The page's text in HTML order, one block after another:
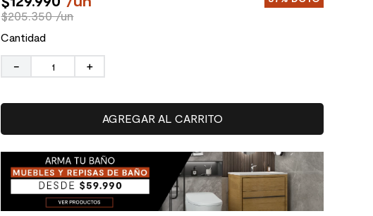
$205.350 /un
Cantidad
＋
－
AGREGAR AL CARRITO